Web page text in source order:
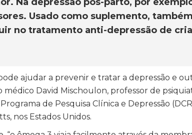
Usado como suplemento,
no tratamento anti-depressão de
ajudar a prevenir e tratar a depressão e
médico David Mischoulon, professor de
de Pesquisa Clínica e Depressão
nos Estados Unidos.